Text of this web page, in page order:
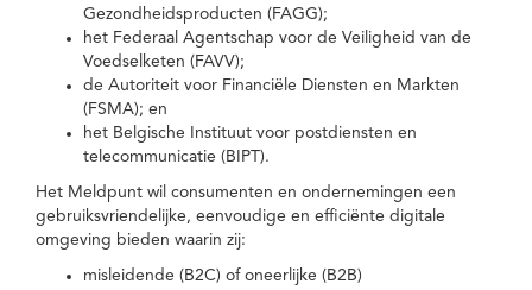
Gezondheidsproducten (FAGG);
het Federaal Agentschap voor de Veiligheid van de
Voedselketen (FAVV);
de Autoriteit voor Financiële Diensten en Markten
(FSMA); en
het Belgische Instituut voor postdiensten en
telecommunicatie (BIPT).
Het Meldpunt wil consumenten en ondernemingen een
gebruiksvriendelijke, eenvoudige en efficiënte digitale
omgeving bieden waarin zij:
misleidende (B2C) of oneerlijke (B2B)